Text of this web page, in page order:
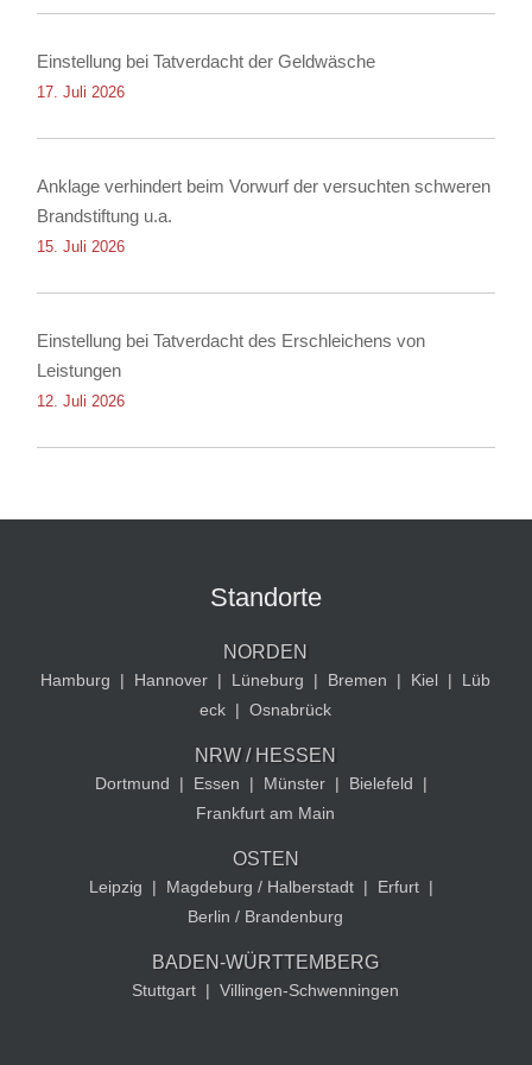
Einstellung bei Tatverdacht der Geldwäsche
17. Juli 2026
Anklage verhindert beim Vorwurf der versuchten schweren
Brandstiftung u.a.
15. Juli 2026
Einstellung bei Tatverdacht des Erschleichens von
Leistungen
12. Juli 2026
Standorte
NORDEN
Hamburg | Hannover | Lüneburg | Bremen | Kiel |
Lüb
eck | Osnabrück
NRW / HESSEN
Dortmund | Essen | Münster | Bielefeld
|
Frankfurt am Main
OSTEN
Leipzig | Magdeburg / Halberstadt | Erfurt |
Berlin / Brandenburg
BADEN-WÜRTTEMBERG
Stuttgart | Villingen-Schwenningen